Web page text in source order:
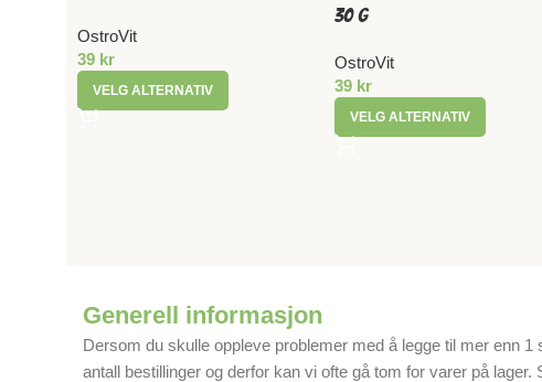
OstroVit
39 kr
VELG ALTERNATIV
30 g
OstroVit
39 kr
VELG ALTERNATIV
Generell informasjon
Dersom du skulle oppleve problemer med å legge til mer enn
antall bestillinger og derfor kan vi ofte gå tom for varer på